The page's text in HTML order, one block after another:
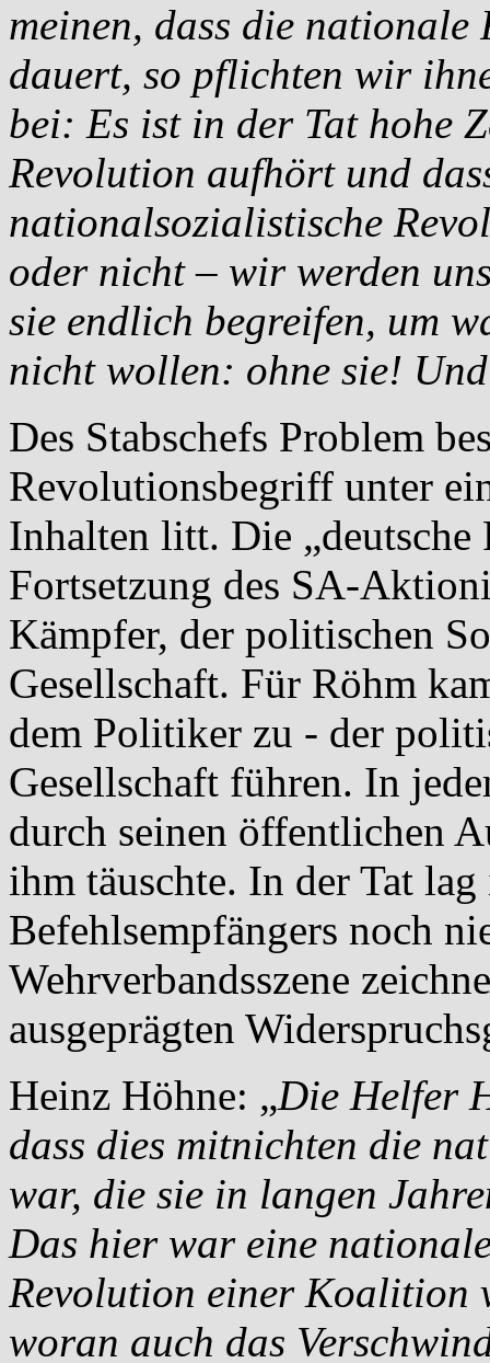
meinen, dass die
dauert, so pflichten wir
bei: Es ist in der Tat hohe
Revolution aufhört und
nationalsozialistische
oder nicht – wir werden
sie endlich begreifen, um
nicht wollen: ohne sie!
Des Stabschefs Problem
Revolutionsbegriff unter
Inhalten litt. Die
Fortsetzung des SA-
Kämpfer, der politischen
Gesellschaft. Für Röhm
dem Politiker zu - der
Gesellschaft führen. In
durch seinen öffentlichen
ihm täuschte. In der Tat
Befehlsempfängers noch
Wehrverbandsszene
ausgeprägten
Heinz Höhne: „Die Helfer
dass dies mitnichten die
war, die sie in langen
Das hier war eine
Revolution einer Koalition
woran auch das